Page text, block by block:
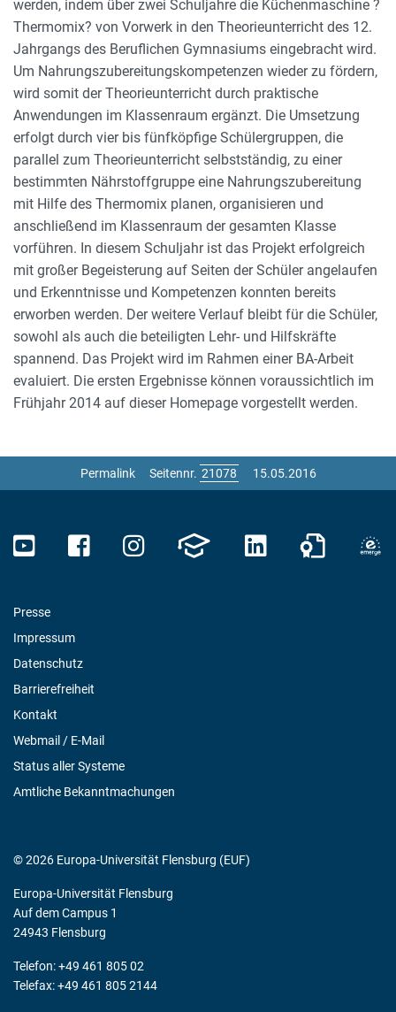
werden, indem über zwei Schuljahre die Küchenmaschine ?
Thermomix? von Vorwerk in den Theorieunterricht des 12.
Jahrgangs des Beruflichen Gymnasiums eingebracht wird.
Um Nahrungszubereitungskompetenzen wieder zu fördern,
wird somit der Theorieunterricht durch praktische
Anwendungen im Klassenraum ergänzt. Die Umsetzung
erfolgt durch vier bis fünfköpfige Schülergruppen, die
parallel zum Theorieunterricht selbstständig, zu einer
bestimmten Nährstoffgruppe eine Nahrungszubereitung
mit Hilfe des Thermomix planen, organisieren und
anschließend im Klassenraum der gesamten Klasse
vorführen. In diesem Schuljahr ist das Projekt erfolgreich
mit großer Begeisterung auf Seiten der Schüler angelaufen
und Erkenntnisse und Kompetenzen konnten bereits
erworben werden. Der weitere Verlauf bleibt für die Schüler,
sowohl als auch die beteiligten Lehr- und Hilfskräfte
spannend. Das Projekt wird im Rahmen einer BA-Arbeit
evaluiert. Die ersten Ergebnisse können voraussichtlich im
Frühjahr 2014 auf dieser Homepage vorgestellt werden.
Permalink Seitennr. 15.05.2016
Presse
Impressum
Datenschutz
Barrierefreiheit
Kontakt
Webmail / E-Mail
Status aller Systeme
Amtliche Bekanntmachungen
© 2026 Europa-Universität Flensburg (EUF)
Europa-Universität Flensburg
Auf dem Campus 1
24943 Flensburg
Telefon: +49 461 805 02
Telefax: +49 461 805 2144